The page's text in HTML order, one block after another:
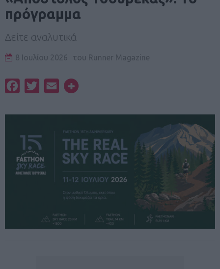
πρόγραμμα
Δείτε αναλυτικά
8 Ιουλίου 2026 του Runner Magazine
FacebookTwitterEmail